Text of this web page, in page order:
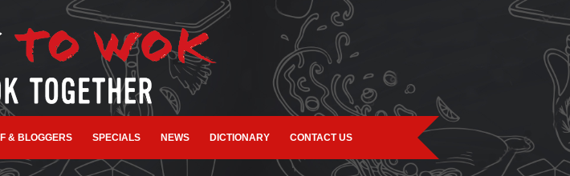
& BLOGGERS SPECIALS NEWS DICTIONARY CONTACT US